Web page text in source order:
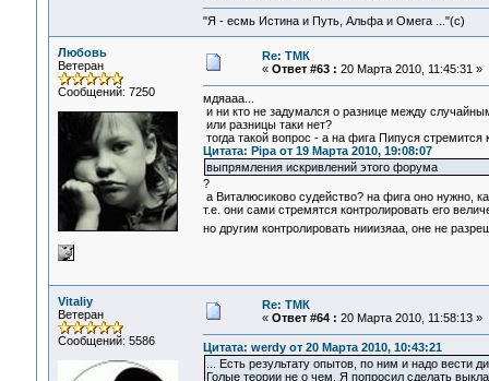
"Я - есмь Истина и Путь, Альфа и Омега ..."(с)
Любовь
Ветеран
Сообщений: 7250
Re: ТМК
« Ответ #63 : 20 Марта 2010, 11:45:31 »
мдяааа...
и ни кто не задумался о разнице между
или разницы таки нет?
тогда такой вопрос - а на фига Пипуся
Цитата: Pipa от 19 Марта 2010, 19:08:07
выпрямления искривлений этого форума
?
а Виталюсиково судейство? на фига оно нужно,
т.е. они сами стремятся контролировать его
но другим контролировать нииизяаа, оне не
Vitaliy
Ветеран
Сообщений: 5586
Re: ТМК
« Ответ #64 : 20 Марта 2010, 11:58:13 »
Цитата: werdy от 20 Марта 2010, 10:43:21
... Есть результату опытов, по ним и надо вести
Голые теории не о чем. Я попросил сделать